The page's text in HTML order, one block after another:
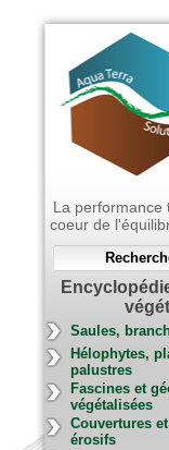
La performance
coeur de
Saules,
Hélophytes,
palustres
Fascines et
végétalisées
Couvertures
érosifs